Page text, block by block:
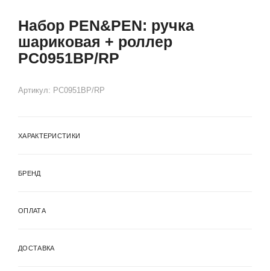
Набор PEN&PEN: ручка
шариковая + роллер
PC0951BP/RP
Артикул: PC0951BP/RP
ХАРАКТЕРИСТИКИ
БРЕНД
ОПЛАТА
ДОСТАВКА